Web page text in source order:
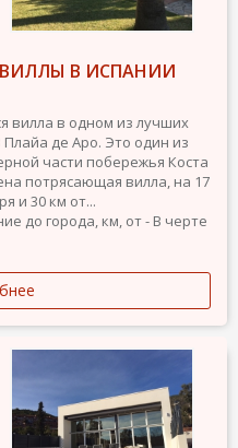
В ИСПАНИИ
вилла в одном из лучших
де Аро. Это один из
части побережья Коста
потрясающая вилла, на 17
и 30 км от...
до города, км, от - В черте